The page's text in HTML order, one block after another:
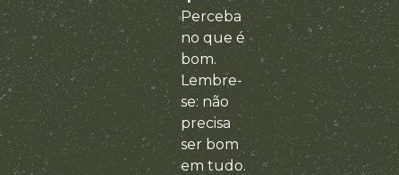
Perceba
no que é
bom.
Lembre-
se: não
precisa
ser bom
em tudo.